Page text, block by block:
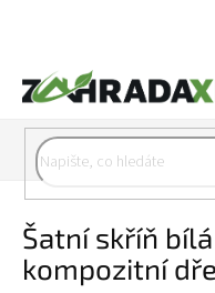
Šatní skříň
kompozitní